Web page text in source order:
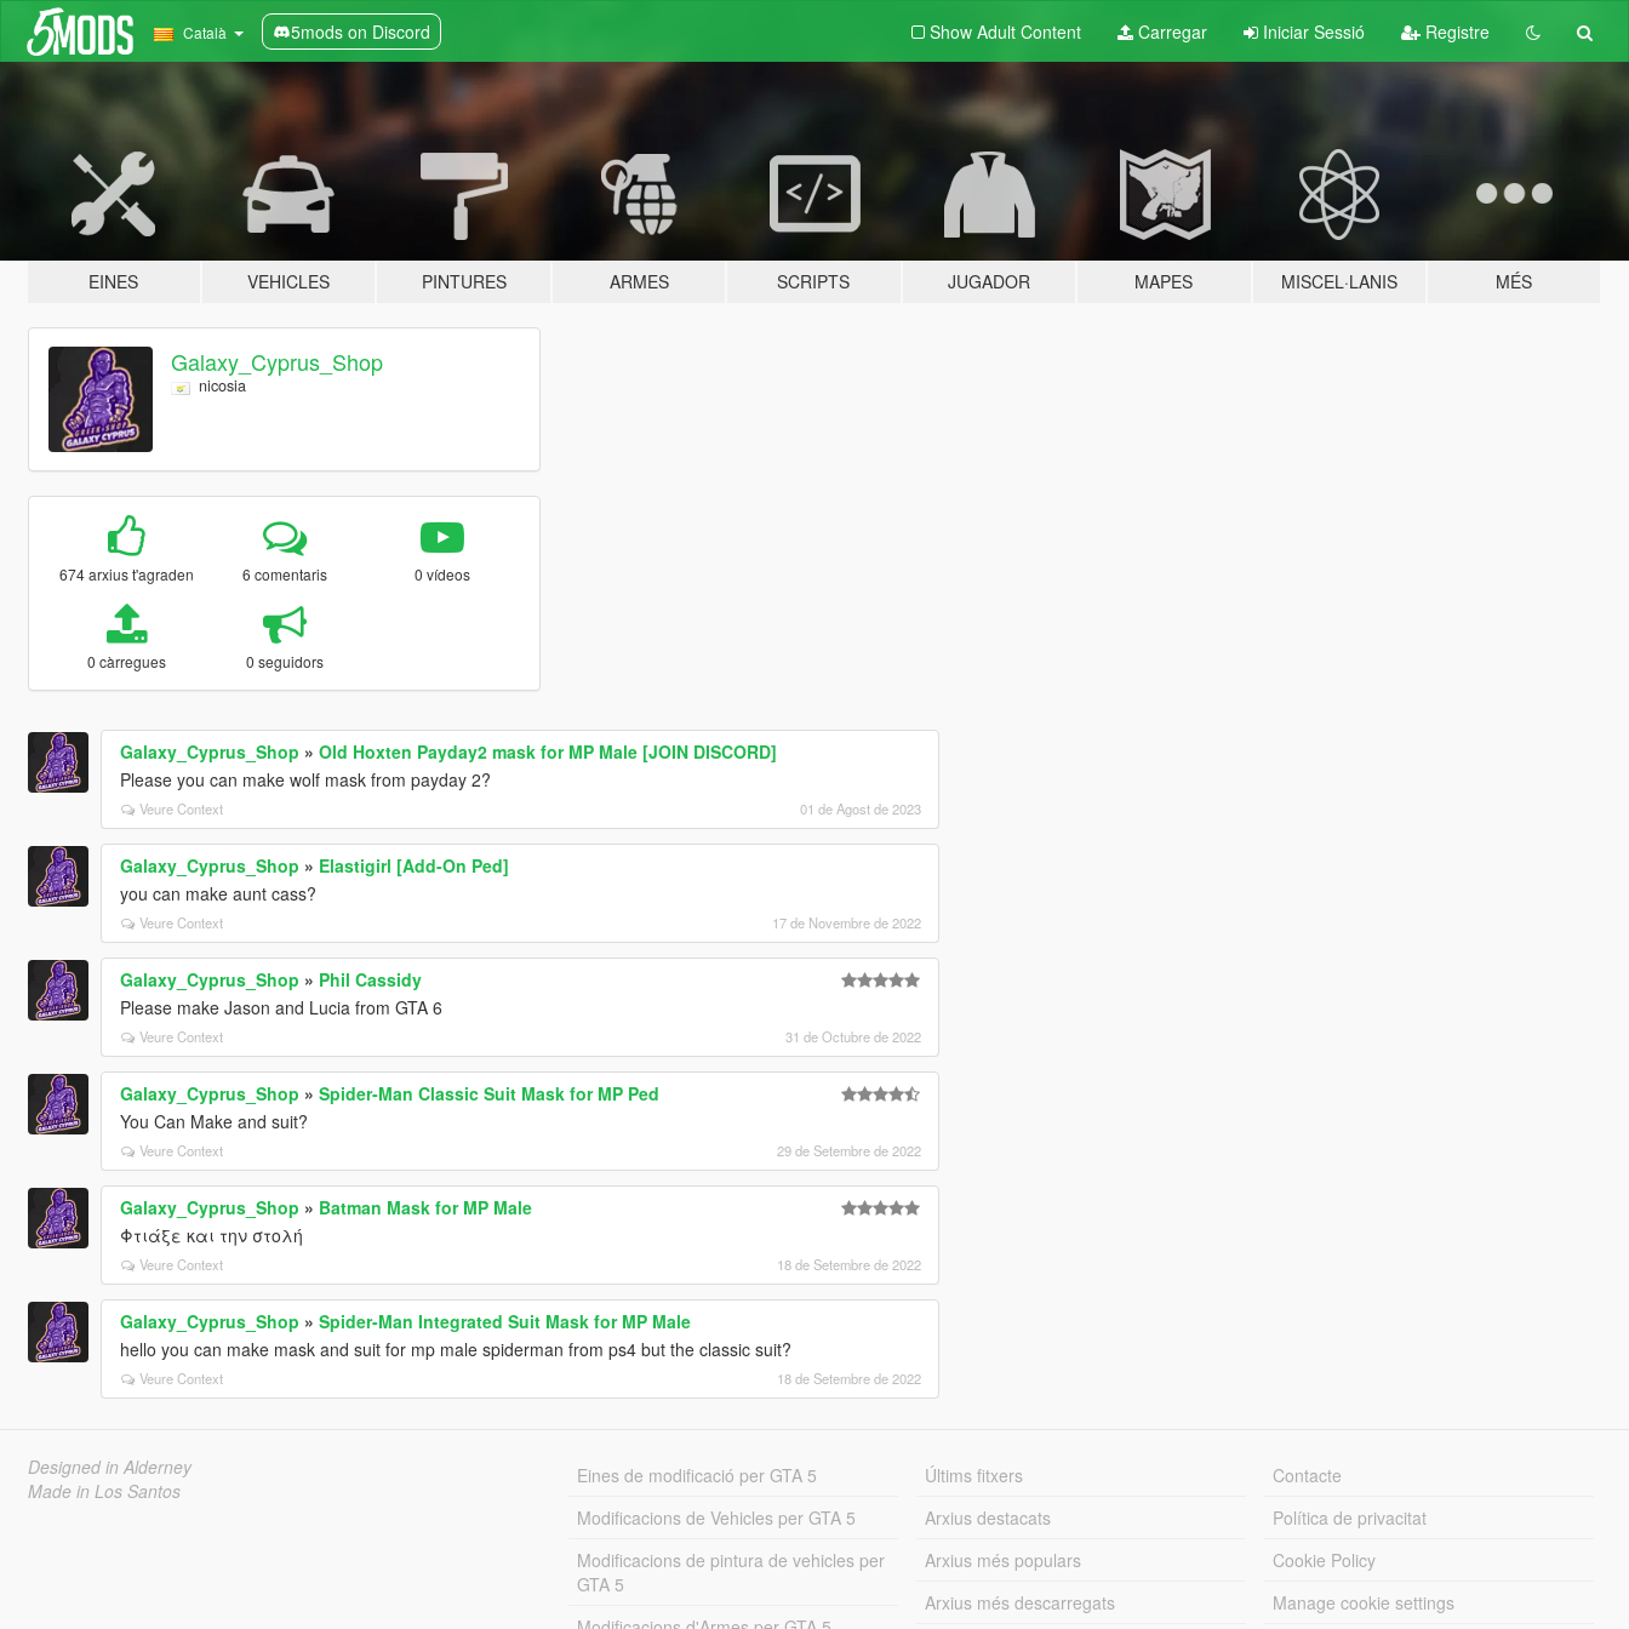
Català 5mods on Discord Show Adult Content Carregar Iniciar Sessió Registre
EINES VEHICLES PINTURES ARMES SCRIPTS JUGADOR MAPES MISCEL·LANIS MÉS
Galaxy_Cyprus_Shop
nicosia
674 arxius t'agraden 6 comentaris 0 vídeos
0 càrregues 0 seguidors
Galaxy_Cyprus_Shop » Old Hoxten Payday2 mask for MP Male [JOIN DISCORD]
Please you can make wolf mask from payday 2?
Veure Context 01 de Agost de 2023
Galaxy_Cyprus_Shop » Elastigirl [Add-On Ped]
you can make aunt cass?
Veure Context 17 de Novembre de 2022
Galaxy_Cyprus_Shop » Phil Cassidy
Please make Jason and Lucia from GTA 6
Veure Context 31 de Octubre de 2022
Galaxy_Cyprus_Shop » Spider-Man Classic Suit Mask for MP Ped
You Can Make and suit?
Veure Context 29 de Setembre de 2022
Galaxy_Cyprus_Shop » Batman Mask for MP Male
Φτιάξε και την στολή
Veure Context 18 de Setembre de 2022
Galaxy_Cyprus_Shop » Spider-Man Integrated Suit Mask for MP Male
hello you can make mask and suit for mp male spiderman from ps4 but the classic suit?
Veure Context 18 de Setembre de 2022
Designed in Alderney
Made in Los Santos
Eines de modificació per GTA 5
Modificacions de Vehicles per GTA 5
Modificacions de pintura de vehicles per
GTA 5
Últims fitxers
Arxius destacats
Arxius més populars
Arxius més descarregats
Contacte
Política de privacitat
Cookie Policy
Manage cookie settings